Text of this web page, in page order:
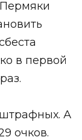
в первой
А
очков.